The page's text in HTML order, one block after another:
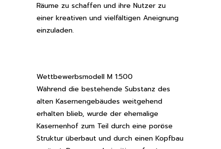
Räume zu schaffen und ihre Nutzer zu
einer kreativen und vielfältigen Aneignung
einzuladen.
Wettbewerbsmodell M 1:500
Während die bestehende Substanz des
alten Kasernengebäudes weitgehend
erhalten blieb, wurde der ehemalige
Kasernenhof zum Teil durch eine poröse
Struktur überbaut und durch einen Kopfbau